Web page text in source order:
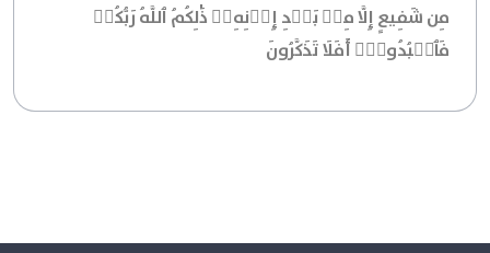
مِن شَفِيعٍ إِلَّا مِنۢ بَعۡدِ إِذۡنِهِۦۚ ذَٰلِكُمُ ٱللَّهُ رَبُّكُمۡ
فَٱعۡبُدُوهُۚ أَفَلَا تَذَكَّرُونَ